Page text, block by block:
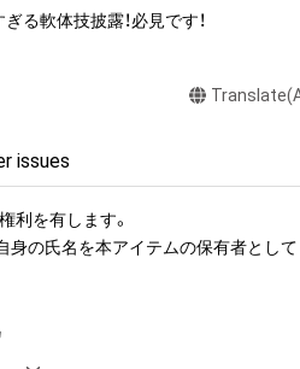
る軟体技披露！必見です！
issues
利を有します。
身の氏名を本アイテムの保有者として